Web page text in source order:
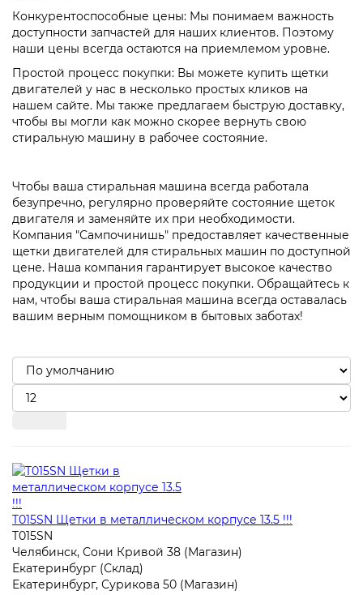
Конкурентоспособные цены: Мы понимаем важность
доступности запчастей для наших клиентов. Поэтому
наши цены всегда остаются на приемлемом уровне.
Простой процесс покупки: Вы можете купить щетки
двигателей у нас в несколько простых кликов на
нашем сайте. Мы также предлагаем быструю доставку,
чтобы вы могли как можно скорее вернуть свою
стиральную машину в рабочее состояние.
Чтобы ваша стиральная машина всегда работала
безупречно, регулярно проверяйте состояние щеток
двигателя и заменяйте их при необходимости.
Компания "Сампочинишь" предоставляет качественные
щетки двигателей для стиральных машин по доступной
цене. Наша компания гарантирует высокое качество
продукции и простой процесс покупки. Обращайтесь к
нам, чтобы ваша стиральная машина всегда оставалась
вашим верным помощником в бытовых заботах!
T015SN Щетки в металлическом корпусе 13.5 !!!
T015SN
Челябинск, Сони Кривой 38 (Магазин)
Екатеринбург (Склад)
Екатеринбург, Сурикова 50 (Магазин)